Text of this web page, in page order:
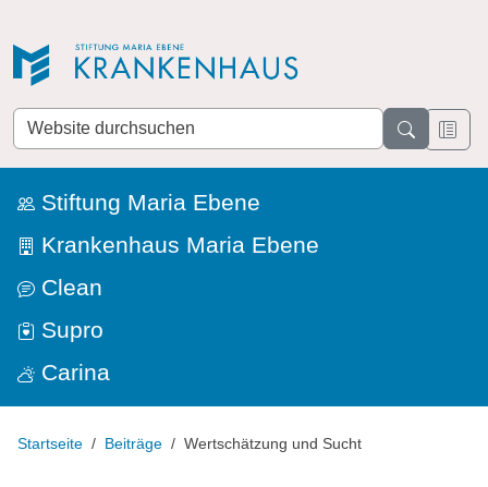
Website
durchsuchen
Stiftung Maria Ebene
Krankenhaus Maria Ebene
Clean
Supro
Carina
Startseite Beiträge Wertschätzung und Sucht